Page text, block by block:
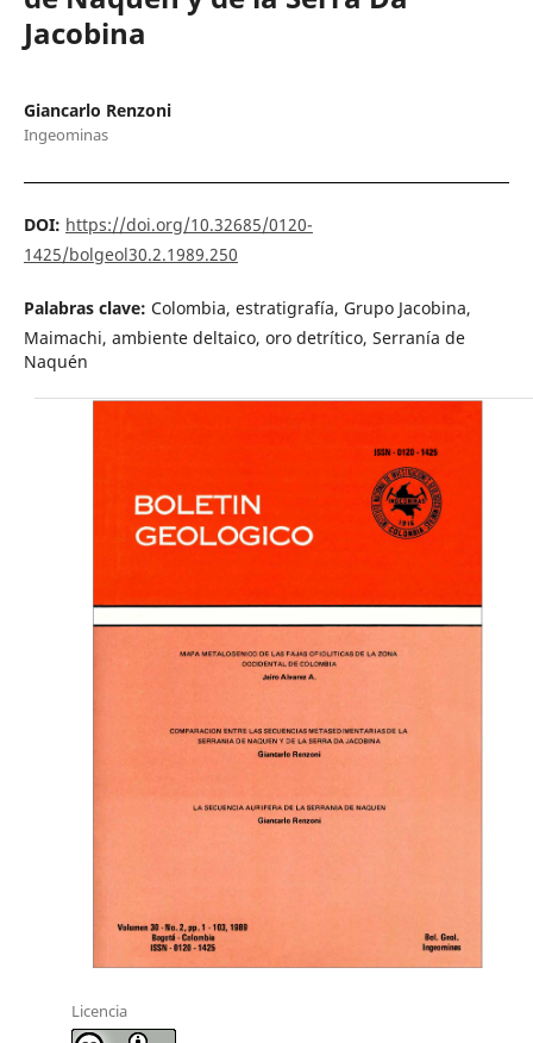
Jacobina
Giancarlo Renzoni
Ingeominas
DOI: https://doi.org/10.32685/0120-
1425/bolgeol30.2.1989.250
Palabras clave: Colombia, estratigrafía, Grupo Jacobina,
Maimachi, ambiente deltaico, oro detrítico, Serranía de
Naquén
Licencia